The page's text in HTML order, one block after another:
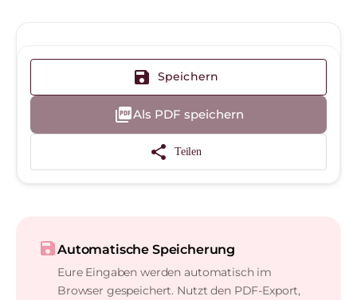
save Speichern
picture_as_pdfAls PDF speichern
share Teilen
saveAutomatische Speicherung
Eure Eingaben werden automatisch im
Browser gespeichert. Nutzt den PDF-Export,